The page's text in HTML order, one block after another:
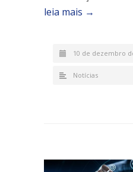
leia mais →
10 de dezembro
Notícias